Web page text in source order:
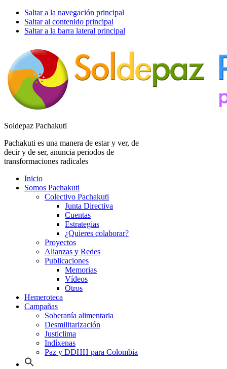
Saltar a la navegación principal
Saltar al contenido principal
Saltar a la barra lateral principal
Soldepaz Pachakuti
Pachakuti es una manera de estar y ver, de
decir y de ser, anuncia periodos de
transformaciones radicales
Inicio
Somos Pachakuti
Colectivo Pachakuti
Junta Directiva
Cuentas
Estrategias
¿Quieres colaborar?
Proyectos
Alianzas y Redes
Publicaciones
Memorias
Vídeos
Otros
Hemeroteca
Campañas
Soberanía alimentaria
Desmilitarización
Justiclima
Indíxenas
Paz y DDHH para Colombia